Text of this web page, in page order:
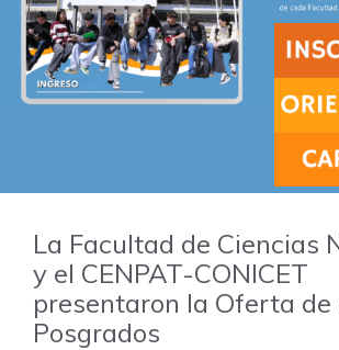
La Facultad de Ciencias
y el CENPAT-CONICET
presentaron la Oferta de
Posgrados